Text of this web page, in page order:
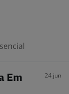
Em
24 jun